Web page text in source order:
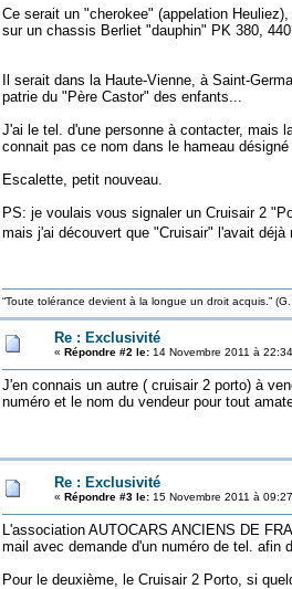
Ce serait un "cherokee" (appelation Heuliez),
sur un chassis Berliet "dauphin" PK 380,
Il serait dans la Haute-Vienne, à Saint-
patrie du "Père Castor" des enfants...
J'ai le tel. d'une personne à contacter, mais
connait pas ce nom dans le hameau
Escalette, petit nouveau.
PS: je voulais vous signaler un Cruisair 2
mais j'ai découvert que "Cruisair" l'avait
“Toute tolérance devient à la longue un droit acquis.”
Re : Exclusivité
« Répondre #2 le:14 Novembre 2011 à
J'en connais un autre ( cruisair 2 porto) à
numéro et le nom du vendeur pour tout
Re : Exclusivité
« Répondre #3 le:15 Novembre 2011 à
L'association AUTOCARS ANCIENS DE
mail avec demande d'un numéro de tel. afin
Pour le deuxième, le Cruisair 2 Porto, si